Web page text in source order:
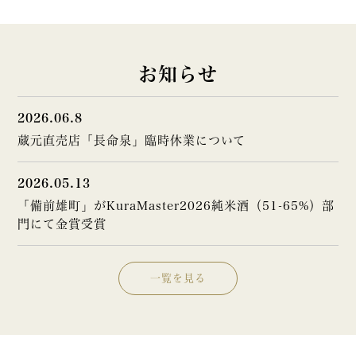
お知らせ
2026.06.8
蔵元直売店「長命泉」臨時休業について
2026.05.13
「備前雄町」がKuraMaster2026純米酒（51-65%）部
門にて金賞受賞
一覧を見る